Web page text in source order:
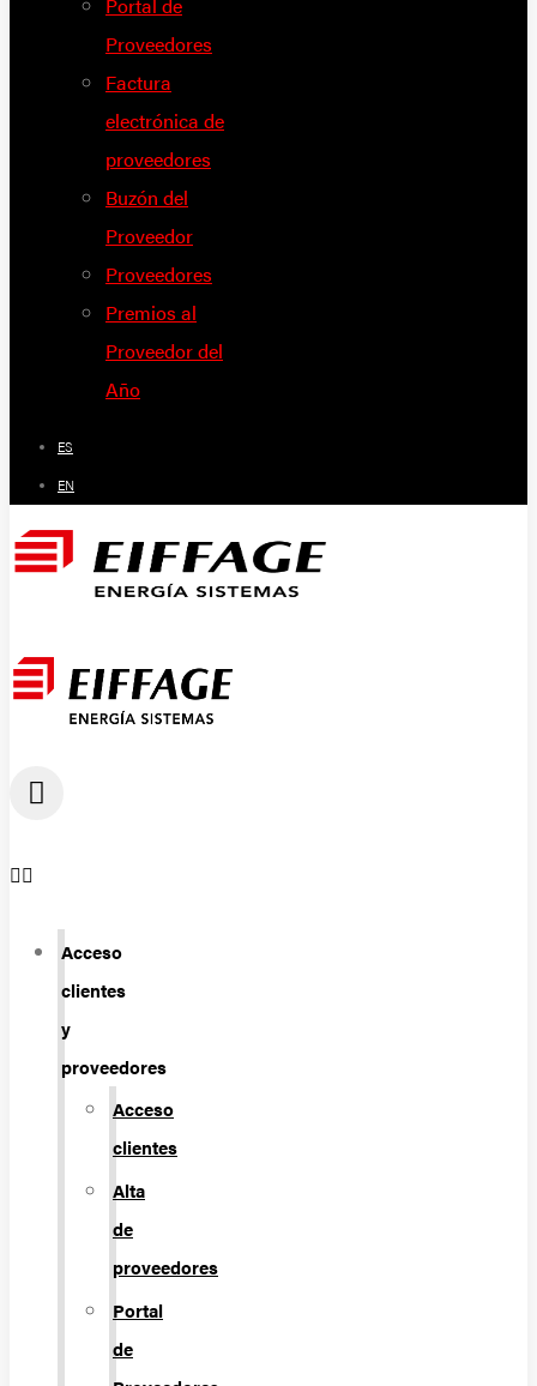
Proveedores
Factura
electrónica de
proveedores
Buzón del
Proveedor
Proveedores
Premios al
Proveedor del
Año
ES
EN
Acceso
clientes
y
proveedores
Acceso
clientes
Alta
de
proveedores
Portal
de